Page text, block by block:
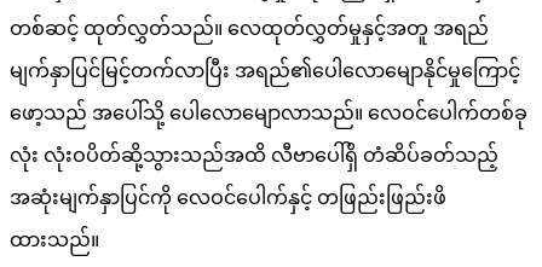
တစ်ဆင့် ထုတ်လွှတ်သည်။ လေထုတ်လွှတ်မှုနှင့်အတူ အရည်
မျက်နှာပြင်မြင့်တက်လာပြီး အရည်၏ပေါလောမျောနိုင်မှုကြောင့်
ဖော့သည် အပေါ်သို့ ပေါလောမျောလာသည်။ လေဝင်ပေါက်တစ်ခု
လုံး လုံးဝပိတ်ဆို့သွားသည်အထိ လီဗာပေါ်ရှိ တံဆိပ်ခတ်သည့်
အဆုံးမျက်နှာပြင်ကို လေဝင်ပေါက်နှင့် တဖြည်းဖြည်းဖိ
ထားသည်။